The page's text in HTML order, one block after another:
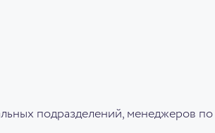
подразделений, менеджеров по